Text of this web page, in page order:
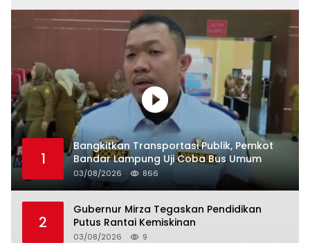
1
Bangkitkan Transportasi Publik, Pemkot
Bandar Lampung Uji Coba Bus Umum
03/08/2026 866
2
Gubernur Mirza Tegaskan Pendidikan
Putus Rantai Kemiskinan
03/08/2026 9